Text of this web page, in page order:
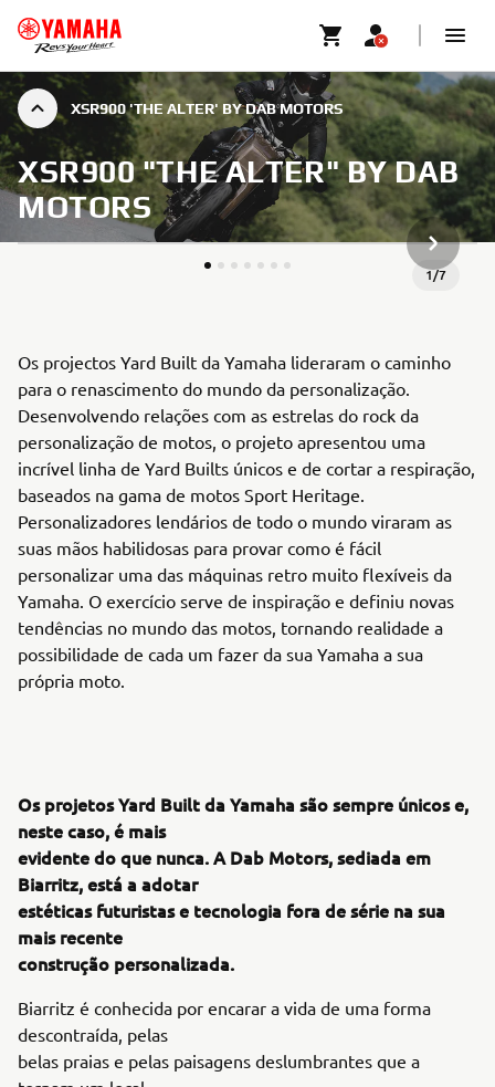
XSR900 'THE ALTER' BY DAB MOTORS
XSR900 "THE ALTER" BY DAB
MOTORS
1/7
ARTIGO
Os projectos Yard Built da Yamaha lideraram o caminho
para o renascimento do mundo da personalização.
Desenvolvendo relações com as estrelas do rock da
personalização de motos, o projeto apresentou uma
incrível linha de Yard Builts únicos e de cortar a respiração,
baseados na gama de motos Sport Heritage.
Personalizadores lendários de todo o mundo viraram as
suas mãos habilidosas para provar como é fácil
personalizar uma das máquinas retro muito flexíveis da
Yamaha. O exercício serve de inspiração e definiu novas
tendências no mundo das motos, tornando realidade a
possibilidade de cada um fazer da sua Yamaha a sua
própria moto.
Os projetos Yard Built da Yamaha são sempre únicos e,
neste caso, é mais
evidente do que nunca. A Dab Motors, sediada em
Biarritz, está a adotar
estéticas futuristas e tecnologia fora de série na sua
mais recente
construção personalizada.
Biarritz é conhecida por encarar a vida de uma forma
descontraída, pelas
belas praias e pelas paisagens deslumbrantes que a